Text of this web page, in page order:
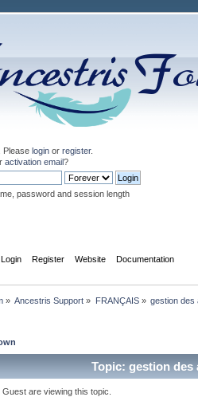
Please loginor register.
activation email?
password and session length
Login Register Website Documentation
» Ancestris Support » FRANÇAIS» gestion des
Topic: gestion des
are viewing this topic.